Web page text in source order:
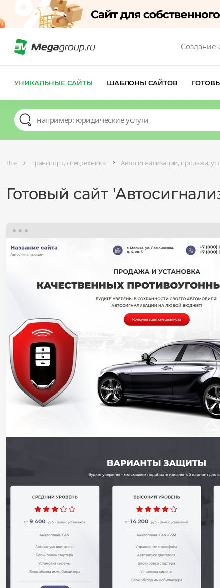
Создание
УНИКАЛЬНЫЕ САЙТЫ ШАБЛОНЫ САЙТОВ
Все Транспорт, спецтехника Автосигнализации, продажа,
Готовый сайт